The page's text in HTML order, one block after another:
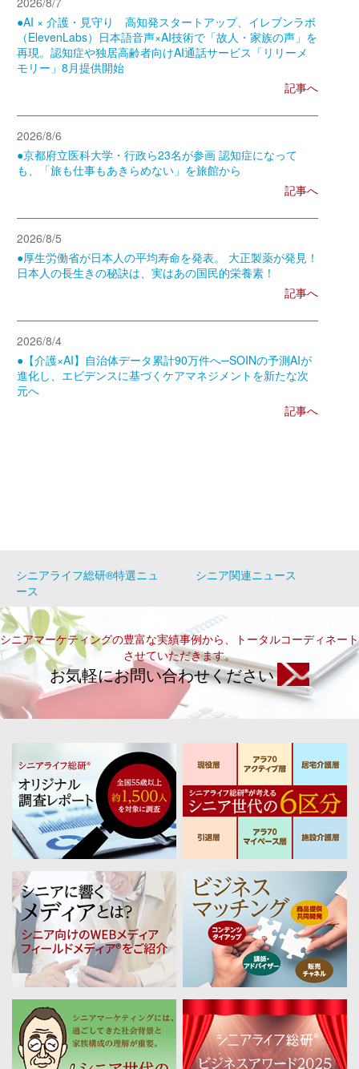
●AI × 介護・見守り 高知発スタートアップ、イレブンラボ
（ElevenLabs）日本語音声×AI技術で「故人・家族の声」を
再現。認知症や独居高齢者向けAI通話サービス「リリーメ
モリー」8月提供開始
記事へ
2026/8/6
●京都府立医科大学・行政ら23名が参画 認知症になって
も、「旅も仕事もあきらめない」を旅館から
記事へ
2026/8/5
●厚生労働省が日本人の平均寿命を発表。 大正製薬が発見！
日本人の長生きの秘訣は、実はあの国民的栄養素！
記事へ
2026/8/4
●【介護×AI】自治体データ累計90万件へ─SOINの予測AIが
進化し、エビデンスに基づくケアマネジメントを新たな次
元へ
記事へ
シニアライフ総研®特選ニュ
ース
シニア関連ニュース
シニアマーケティングの豊富な実績事例から、トータルコーディネート
させていただきます。
お気軽にお問い合わせください